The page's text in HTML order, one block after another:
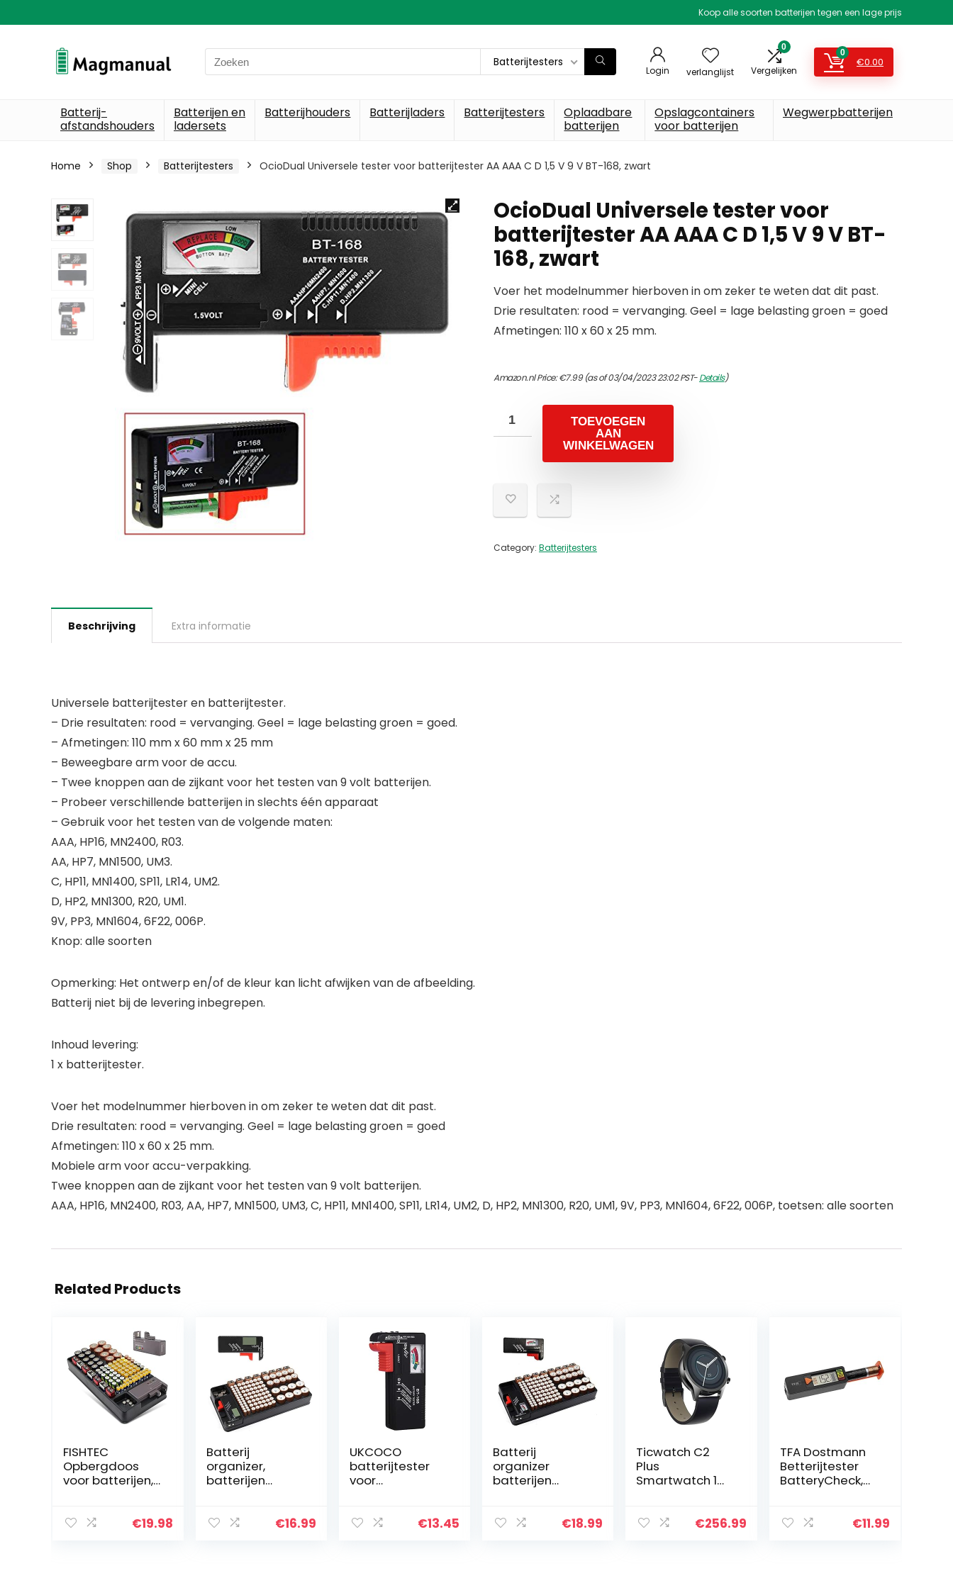
Koop alle soorten batterijen tegen een lage prijs
Search
for:
Batterijtesters
Login verlanglijst
0
Vergelijken
0
€0.00
Batterij-
afstandshouders
Batterijen en
ladersets
Batterijhouders Batterijladers Batterijtesters
Oplaadbare
batterijen
Opslagcontainers
voor batterijen
Wegwerpbatterijen
Home Shop Batterijtesters OcioDual Universele tester voor batterijtester AA AAA C D 1,5 V 9 V BT-168, zwart
OcioDual Universele tester voor
batterijtester AA AAA C D 1,5 V 9 V BT-
168, zwart
Voer het modelnummer hierboven in om zeker te weten dat dit past.
Drie resultaten: rood = vervanging. Geel = lage belasting groen = goed
Afmetingen: 110 x 60 x 25 mm.
Amazon.nl Price:€7.99(as of 03/04/2023 23:02 PST-Details)
TOEVOEGEN
AAN
WINKELWAGEN
Category: Batterijtesters
Beschrijving Extra informatie
Universele batterijtester en batterijtester.
– Drie resultaten: rood = vervanging. Geel = lage belasting groen = goed.
– Afmetingen: 110 mm x 60 mm x 25 mm
– Beweegbare arm voor de accu.
– Twee knoppen aan de zijkant voor het testen van 9 volt batterijen.
– Probeer verschillende batterijen in slechts één apparaat
– Gebruik voor het testen van de volgende maten:
AAA, HP16, MN2400, R03.
AA, HP7, MN1500, UM3.
C, HP11, MN1400, SP11, LR14, UM2.
D, HP2, MN1300, R20, UM1.
9V, PP3, MN1604, 6F22, 006P.
Knop: alle soorten
Opmerking: Het ontwerp en/of de kleur kan licht afwijken van de afbeelding.
Batterij niet bij de levering inbegrepen.
Inhoud levering:
1 x batterijtester.
Voer het modelnummer hierboven in om zeker te weten dat dit past.
Drie resultaten: rood = vervanging. Geel = lage belasting groen = goed
Afmetingen: 110 x 60 x 25 mm.
Mobiele arm voor accu-verpakking.
Twee knoppen aan de zijkant voor het testen van 9 volt batterijen.
AAA, HP16, MN2400, R03, AA, HP7, MN1500, UM3, C, HP11, MN1400, SP11, LR14, UM2, D, HP2, MN1300, R20, UM1, 9V, PP3, MN1604, 6F22, 006P, toetsen: alle soorten
Related Products
FISHTEC
Opbergdoos
voor batterijen,
batterijen: AA,
€19.98
Batterij
organizer,
batterijen
batterijen van
€16.99
UKCOCO
batterijtester
voor
AA AAA C D 9 V
€13.45
Batterij
organizer
batterijen
batterijen van
€18.99
Ticwatch C2
Plus
Smartwatch 1
IP68 waterdicht
€256.99
TFA Dostmann
Betterijtester
BatteryCheck,
accu’s (AAA, AA,
€11.99